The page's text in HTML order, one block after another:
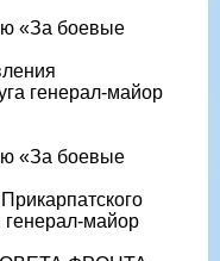
«За боевые
генерал-майор
«За боевые
генерал-майор